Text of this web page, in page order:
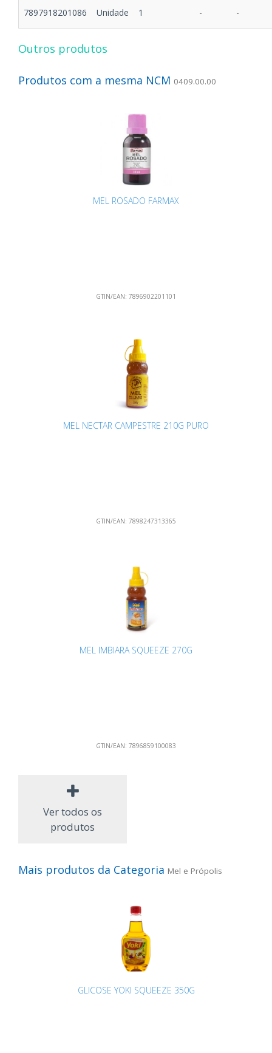
7897918201086 Unidade 1 - -
Outros produtos
Produtos com a mesma NCM 0409.00.00
MEL ROSADO FARMAX
GTIN/EAN: 7896902201101
MEL NECTAR CAMPESTRE 210G PURO
GTIN/EAN: 7898247313365
MEL IMBIARA SQUEEZE 270G
GTIN/EAN: 7896859100083
Ver todos os
produtos
Mais produtos da Categoria Mel e Própolis
GLICOSE YOKI SQUEEZE 350G